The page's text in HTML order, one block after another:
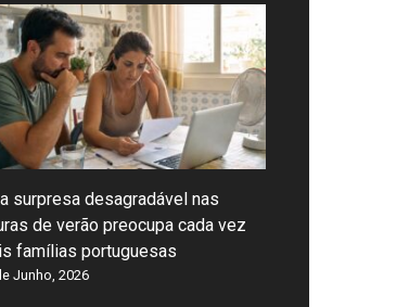
surpresa desagradável nas
de verão preocupa cada vez
famílias portuguesas
Junho, 2026